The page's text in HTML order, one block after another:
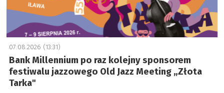
07.08.2026 (13:31)
Bank Millennium po raz kolejny sponsorem
festiwalu jazzowego Old Jazz Meeting „Złota
Tarka"